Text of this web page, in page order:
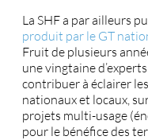
La SHF a par ailleurs
produit par le GT
Fruit de plusieurs
une vingtaine
contribuer à éclairer
nationaux et locaux,
projets multi-usage
pour le bénéfice des